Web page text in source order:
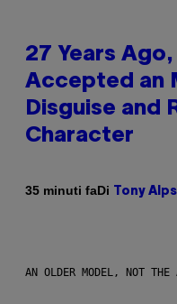
27 Years
Accepted an
Disguise and
Character
35 minuti faDi Tony
AN OLDER MODEL, NOT THE